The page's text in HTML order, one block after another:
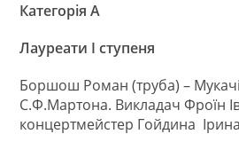
Категорія А
Лауреати І ступеня
Боршош Роман (труба) –
С.Ф.Мартона. Викладач Фроїн
концертмейстер Гойдина